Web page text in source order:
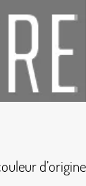
d’origine